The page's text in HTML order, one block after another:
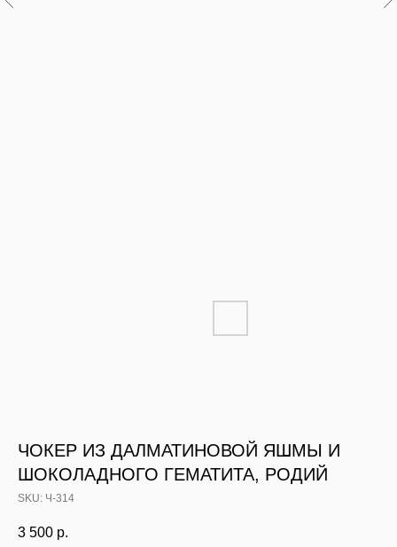
ЧОКЕР ИЗ ДАЛМАТИНОВОЙ ЯШМЫ И
ШОКОЛАДНОГО ГЕМАТИТА, РОДИЙ
SKU: Ч-314
3 500 р.